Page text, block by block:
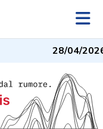
28/04/2026